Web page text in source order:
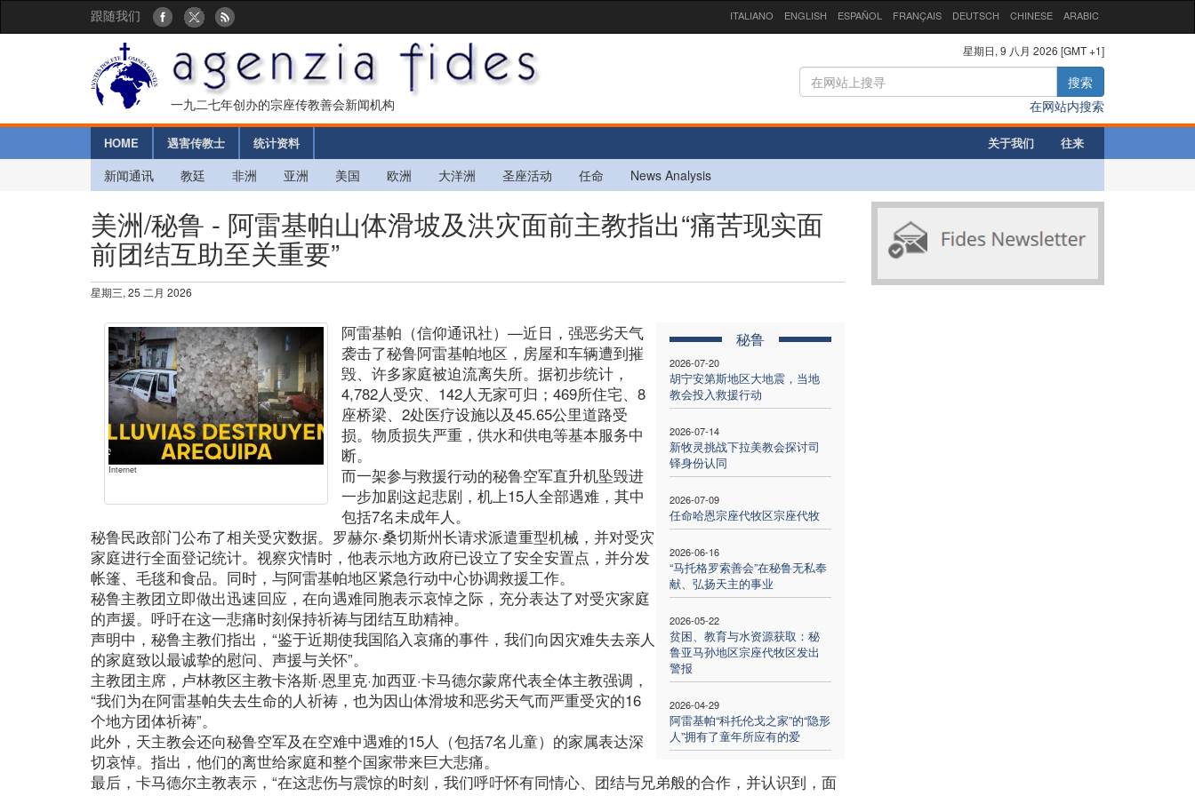
跟随我们 ITALIANO ENGLISH ESPAÑOL FRANÇAIS DEUTSCH CHINESE ARABIC
一九二七年创办的宗座传教善会新闻机构
星期日, 9 八月 2026 [GMT +1]
搜索
在网站内搜索
HOME 遇害传教士 统计资料 关于我们 往来
新闻通讯 教廷 非洲 亚洲 美国 欧洲 大洋洲 圣座活动 任命 News Analysis
美洲/秘鲁 - 阿雷基帕山体滑坡及洪灾面前主教指出“痛苦现实面
前团结互助至关重要”
星期三, 25 二月 2026
Internet
秘鲁
2026-07-20
胡宁安第斯地区大地震，当地
教会投入救援行动
2026-07-14
新牧灵挑战下拉美教会探讨司
铎身份认同
2026-07-09
任命哈恩宗座代牧区宗座代牧
2026-06-16
“马托格罗索善会”在秘鲁无私奉
献、弘扬天主的事业
2026-05-22
贫困、教育与水资源获取：秘
鲁亚马孙地区宗座代牧区发出
警报
2026-04-29
阿雷基帕“科托伦戈之家”的“隐形
人”拥有了童年所应有的爱
阿雷基帕（信仰通讯社）—近日，强恶劣天气
袭击了秘鲁阿雷基帕地区，房屋和车辆遭到摧
毁、许多家庭被迫流离失所。据初步统计，
4,782人受灾、142人无家可归；469所住宅、8
座桥梁、2处医疗设施以及45.65公里道路受
损。物质损失严重，供水和供电等基本服务中
断。
而一架参与救援行动的秘鲁空军直升机坠毁进
一步加剧这起悲剧，机上15人全部遇难，其中
包括7名未成年人。
秘鲁民政部门公布了相关受灾数据。罗赫尔·桑切斯州长请求派遣重型机械，并对受灾
家庭进行全面登记统计。视察灾情时，他表示地方政府已设立了安全安置点，并分发
帐篷、毛毯和食品。同时，与阿雷基帕地区紧急行动中心协调救援工作。
秘鲁主教团立即做出迅速回应，在向遇难同胞表示哀悼之际，充分表达了对受灾家庭
的声援。呼吁在这一悲痛时刻保持祈祷与团结互助精神。
声明中，秘鲁主教们指出，“鉴于近期使我国陷入哀痛的事件，我们向因灾难失去亲人
的家庭致以最诚挚的慰问、声援与关怀”。
主教团主席，卢林教区主教卡洛斯·恩里克·加西亚·卡马德尔蒙席代表全体主教强调，
“我们为在阿雷基帕失去生命的人祈祷，也为因山体滑坡和恶劣天气而严重受灾的16
个地方团体祈祷”。
此外，天主教会还向秘鲁空军及在空难中遇难的15人（包括7名儿童）的家属表达深
切哀悼。指出，他们的离世给家庭和整个国家带来巨大悲痛。
最后，卡马德尔主教表示，“在这悲伤与震惊的时刻，我们呼吁怀有同情心、团结与兄弟般的合作，并认识到，面